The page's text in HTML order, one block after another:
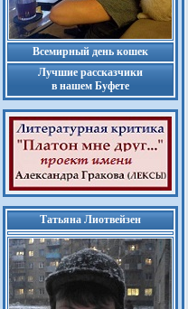
Всемирный день кошек
Лучшие рассказчики
в нашем Буфете
Татьяна Лиотвейзен